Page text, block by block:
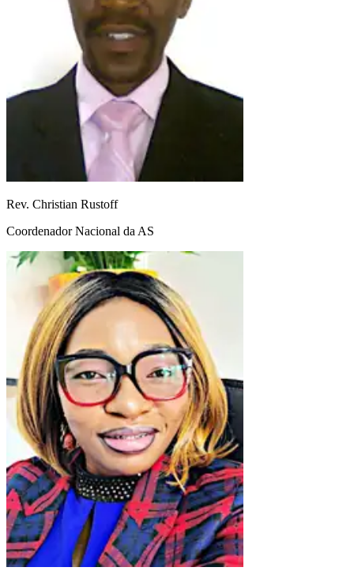
Rev. Christian Rustoff
Coordenador Nacional da AS